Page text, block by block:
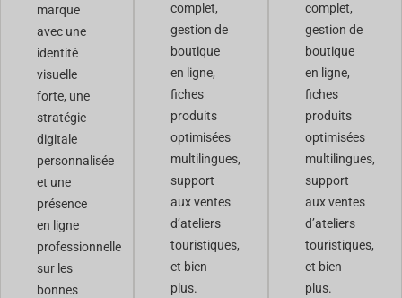
marque
avec une
identité
visuelle
forte, une
stratégie
digitale
personnalisée
et une
présence
en ligne
professionnelle
sur les
bonnes
complet,
gestion de
boutique
en ligne,
fiches
produits
optimisées
multilingues,
support
aux ventes
d’ateliers
touristiques,
et bien
plus.
complet,
gestion de
boutique
en ligne,
fiches
produits
optimisées
multilingues,
support
aux ventes
d’ateliers
touristiques,
et bien
plus.